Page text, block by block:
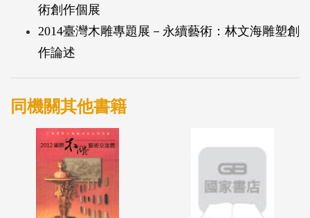
術創作個展
2014臺灣木雕專題展－永續藝術：林文海雕塑創
作論述
同機關其他書籍